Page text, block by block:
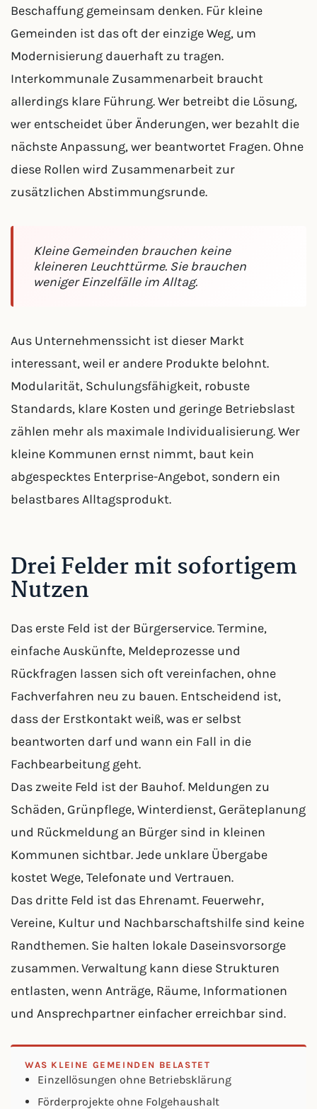
Beschaffung gemeinsam denken. Für kleine
Gemeinden ist das oft der einzige Weg, um
Modernisierung dauerhaft zu tragen.
Interkommunale Zusammenarbeit braucht
allerdings klare Führung. Wer betreibt die Lösung,
wer entscheidet über Änderungen, wer bezahlt die
nächste Anpassung, wer beantwortet Fragen. Ohne
diese Rollen wird Zusammenarbeit zur
zusätzlichen Abstimmungsrunde.
Kleine Gemeinden brauchen keine
kleineren Leuchttürme. Sie brauchen
weniger Einzelfälle im Alltag.
Aus Unternehmenssicht ist dieser Markt
interessant, weil er andere Produkte belohnt.
Modularität, Schulungsfähigkeit, robuste
Standards, klare Kosten und geringe Betriebslast
zählen mehr als maximale Individualisierung. Wer
kleine Kommunen ernst nimmt, baut kein
abgespecktes Enterprise-Angebot, sondern ein
belastbares Alltagsprodukt.
Drei Felder mit sofortigem
Nutzen
Das erste Feld ist der Bürgerservice. Termine,
einfache Auskünfte, Meldeprozesse und
Rückfragen lassen sich oft vereinfachen, ohne
Fachverfahren neu zu bauen. Entscheidend ist,
dass der Erstkontakt weiß, was er selbst
beantworten darf und wann ein Fall in die
Fachbearbeitung geht.
Das zweite Feld ist der Bauhof. Meldungen zu
Schäden, Grünpflege, Winterdienst, Geräteplanung
und Rückmeldung an Bürger sind in kleinen
Kommunen sichtbar. Jede unklare Übergabe
kostet Wege, Telefonate und Vertrauen.
Das dritte Feld ist das Ehrenamt. Feuerwehr,
Vereine, Kultur und Nachbarschaftshilfe sind keine
Randthemen. Sie halten lokale Daseinsvorsorge
zusammen. Verwaltung kann diese Strukturen
entlasten, wenn Anträge, Räume, Informationen
und Ansprechpartner einfacher erreichbar sind.
WAS KLEINE GEMEINDEN BELASTET
Einzellösungen ohne Betriebsklärung
Förderprojekte ohne Folgehaushalt